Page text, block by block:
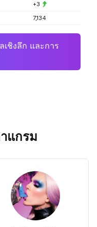
+3
7,134
ชิงลึก และการ
แกรม